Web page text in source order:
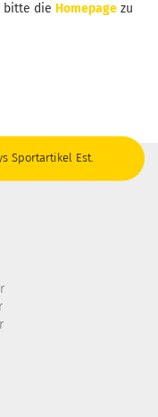
bitte die Homepage zu
Sportartikel Est.